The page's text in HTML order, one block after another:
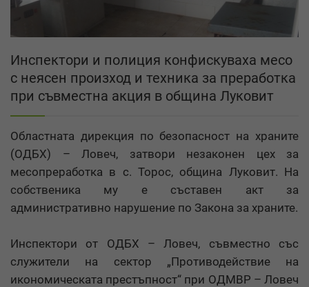
Инспектори и полиция конфискуваха месо
с неясен произход и техника за преработка
при съвместна акция в община Луковит
Областната дирекция по безопасност на храните
(ОДБХ) – Ловеч, затвори незаконен цех за
месопреработка в с. Торос, община Луковит. На
собственика му е съставен акт за
административно нарушение по Закона за храните.
Инспектори от ОДБХ – Ловеч, съвместно със
служители на сектор „Противодействие на
икономическата престъпност“ при ОДМВР – Ловеч